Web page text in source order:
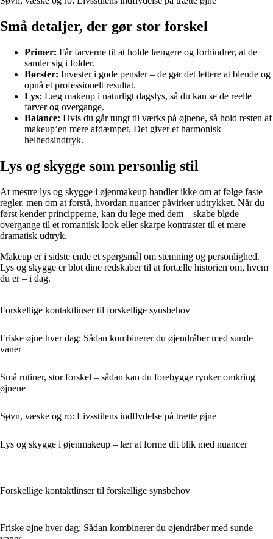
Små detaljer, der gør stor forskel
Primer: Får farverne til at holde længere og forhindrer, at de
samler sig i folder.
Børster: Invester i gode pensler – de gør det lettere at blende og
opnå et professionelt resultat.
Lys: Læg makeup i naturligt dagslys, så du kan se de reelle
farver og overgange.
Balance: Hvis du går tungt til værks på øjnene, så hold resten af
makeup’en mere afdæmpet. Det giver et harmonisk
helhedsindtryk.
Lys og skygge som personlig stil
At mestre lys og skygge i øjenmakeup handler ikke om at følge faste
regler, men om at forstå, hvordan nuancer påvirker udtrykket. Når du
først kender principperne, kan du lege med dem – skabe bløde
overgange til et romantisk look eller skarpe kontraster til et mere
dramatisk udtryk.
Makeup er i sidste ende et spørgsmål om stemning og personlighed.
Lys og skygge er blot dine redskaber til at fortælle historien om, hvem
du er – i dag.
Forskellige kontaktlinser til forskellige synsbehov
Friske øjne hver dag: Sådan kombinerer du øjendråber med sunde
vaner
Små rutiner, stor forskel – sådan kan du forebygge rynker omkring
øjnene
Søvn, væske og ro: Livsstilens indflydelse på trætte øjne
Lys og skygge i øjenmakeup – lær at forme dit blik med nuancer
Forskellige kontaktlinser til forskellige synsbehov
Friske øjne hver dag: Sådan kombinerer du øjendråber med sunde